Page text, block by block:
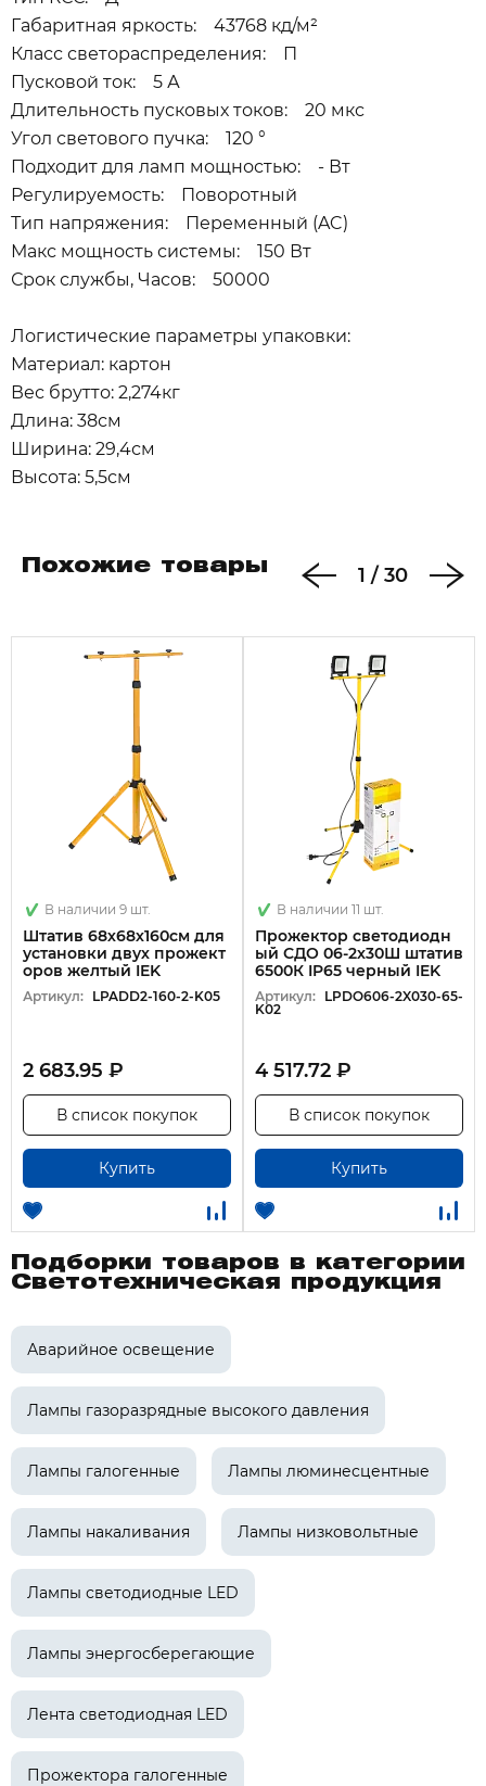
Габаритная яркость: 43768 кд/м²
Класс светораспределения: П
Пусковой ток: 5 А
Длительность пусковых токов: 20 мкс
Угол светового пучка: 120 °
Подходит для ламп мощностью: - Вт
Регулируемость: Поворотный
Тип напряжения: Переменный (AC)
Макс мощность системы: 150 Вт
Срок службы, Часов: 50000
Логистические параметры упаковки:
Материал: картон
Вес брутто: 2,274кг
Длина: 38см
Ширина: 29,4см
Высота: 5,5см
Похожие товары 1 / 30
В наличии 9 шт.
Штатив 68х68х160см для
установки двух прожект
оров желтый IEK
Артикул: LPADD2-160-2-K05
2 683.95 ₽
Купить
В список покупок
В наличии 11 шт.
Прожектор светодиодн
ый СДО 06-2x30Ш штатив
6500К IP65 черный IEK
Артикул: LPDO606-2X030-65-
K02
4 517.72 ₽
Купить
В список покупок
Подборки товаров в категории
Светотехническая продукция
Аварийное освещение
Лампы газоразрядные высокого давления
Лампы галогенные Лампы люминесцентные
Лампы накаливания Лампы низковольтные
Лампы светодиодные LED
Лампы энергосберегающие
Лента светодиодная LED
Прожектора галогенные